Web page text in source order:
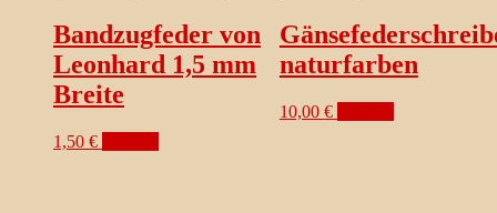
Bandzugfeder von
Leonhard 1,5 mm
Breite
1,50 €
naturfarben
10,00 €